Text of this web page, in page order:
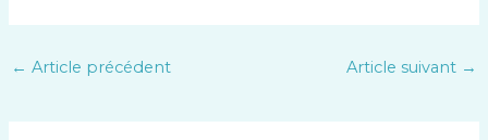
← Article précédent Article suivant →